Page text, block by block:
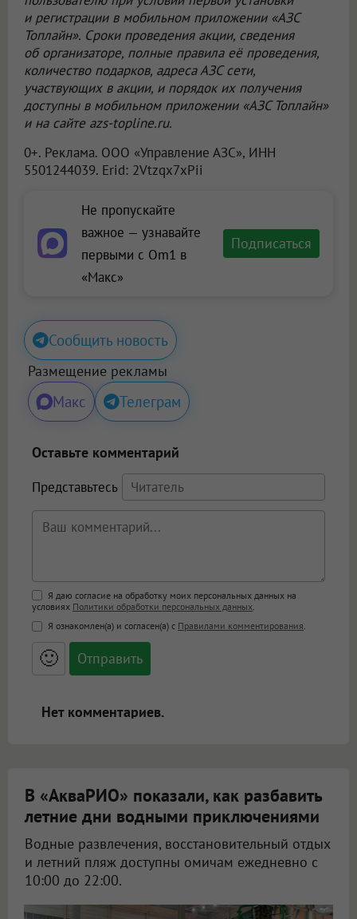
и регистрации в мобильном приложении «АЗС
Топлайн». Сроки проведения акции, сведения
об организаторе, полные правила её проведения,
количество подарков, адреса АЗС сети,
участвующих в акции, и порядок их получения
доступны в мобильном приложении «АЗС Топлайн»
и на сайте azs-topline.ru.
0+. Реклама. ООО «Управление АЗС», ИНН
5501244039. Erid: 2Vtzqx7xPii
Не пропускайте
важное — узнавайте
первыми с Om1 в
«Макс»
Подписаться
Сообщить новость
Размещение рекламы
Макс Телеграм
Оставьте комментарий
Представьтесь
Поддержка HTML
<b>, <strong>, <u>, <i>, <em>, <s>, <big>,
<small>, <sup>, <sub>, <pre>, <ul>, <ol>, <li>,
<blockquote>, <code> экранирует HTML,
адреса URL автоматически становятся
ссылками, и [img]адрес[/img] будет
Я даю согласие на обработку моих персональных данных на
условиях Политики обработки персональных данных.
Я ознакомлен(а) и согласен(а) с Правилами комментирования.
🙂
Нет комментариев.
В «АкваРИО» показали, как разбавить
летние дни водными приключениями
Водные развлечения, восстановительный отдых
и летний пляж доступны омичам ежедневно с
10:00 до 22:00.